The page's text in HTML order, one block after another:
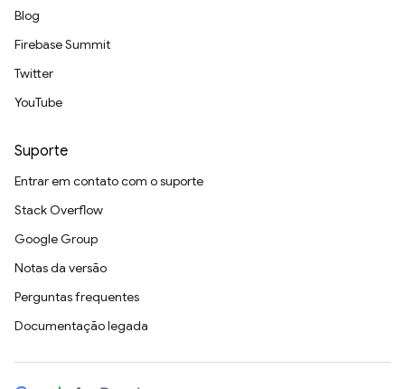
Blog
Firebase Summit
Twitter
YouTube
Suporte
Entrar em contato com o suporte
Stack Overflow
Google Group
Notas da versão
Perguntas frequentes
Documentação legada